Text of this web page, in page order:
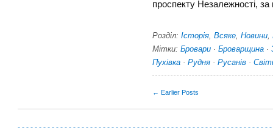
проспекту Незалежності,
Розділ: Історія Всяке Новини
Мітки: Бровари · Броварщина ·
Пухівка · Рудня · Русанів ·
← Earlier Posts
- - - - - - - - - - - - - - - - - - - - - - - - - - - - - - - - - - - - - - - - - - - - - - - - - - - - - - - - - - - -